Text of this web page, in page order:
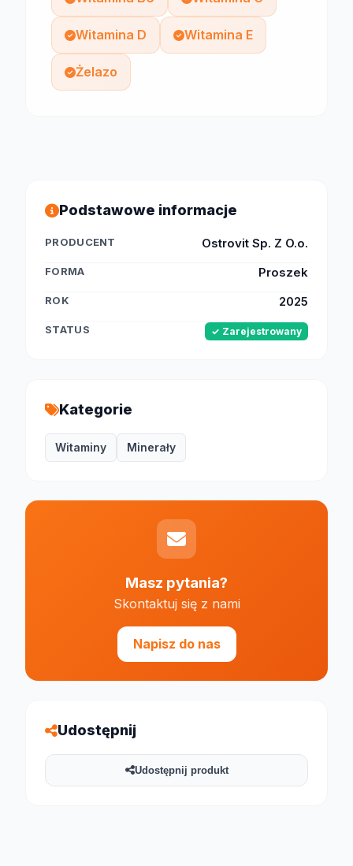
Witamina D Witamina E
Żelazo
Podstawowe informacje
PRODUCENT Ostrovit Sp. Z O.o.
FORMA Proszek
ROK 2025
STATUS ✓ Zarejestrowany
Kategorie
Witaminy Minerały
Masz pytania?
Skontaktuj się z nami
Napisz do nas
Udostępnij
Udostępnij produkt